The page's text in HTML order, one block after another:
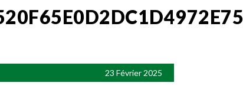
23 Février 2025